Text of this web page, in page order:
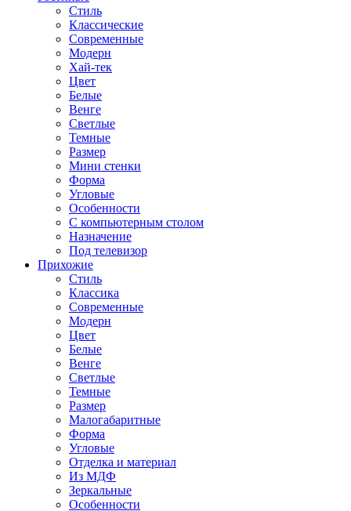
Стиль
Классические
Современные
Модерн
Хай-тек
Цвет
Белые
Венге
Светлые
Темные
Размер
Мини стенки
Форма
Угловые
Особенности
С компьютерным столом
Назначение
Под телевизор
Прихожие
Стиль
Классика
Современные
Модерн
Цвет
Белые
Венге
Светлые
Темные
Размер
Малогабаритные
Форма
Угловые
Отделка и материал
Из МДФ
Зеркальные
Особенности